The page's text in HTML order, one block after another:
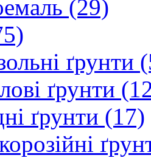
(29)
ґрунти
ґрунти
ґрунти (17)